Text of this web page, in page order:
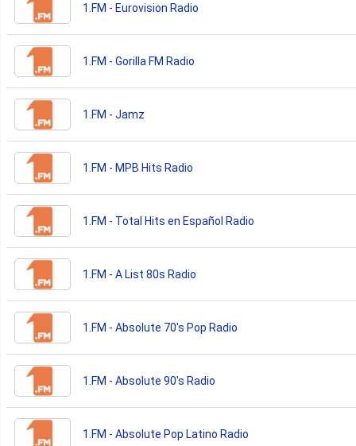
1.FM - Eurovision Radio
1.FM - Gorilla FM Radio
1.FM - Jamz
1.FM - MPB Hits Radio
1.FM - Total Hits en Español Radio
1.FM - A List 80s Radio
1.FM - Absolute 70's Pop Radio
1.FM - Absolute 90's Radio
1.FM - Absolute Pop Latino Radio